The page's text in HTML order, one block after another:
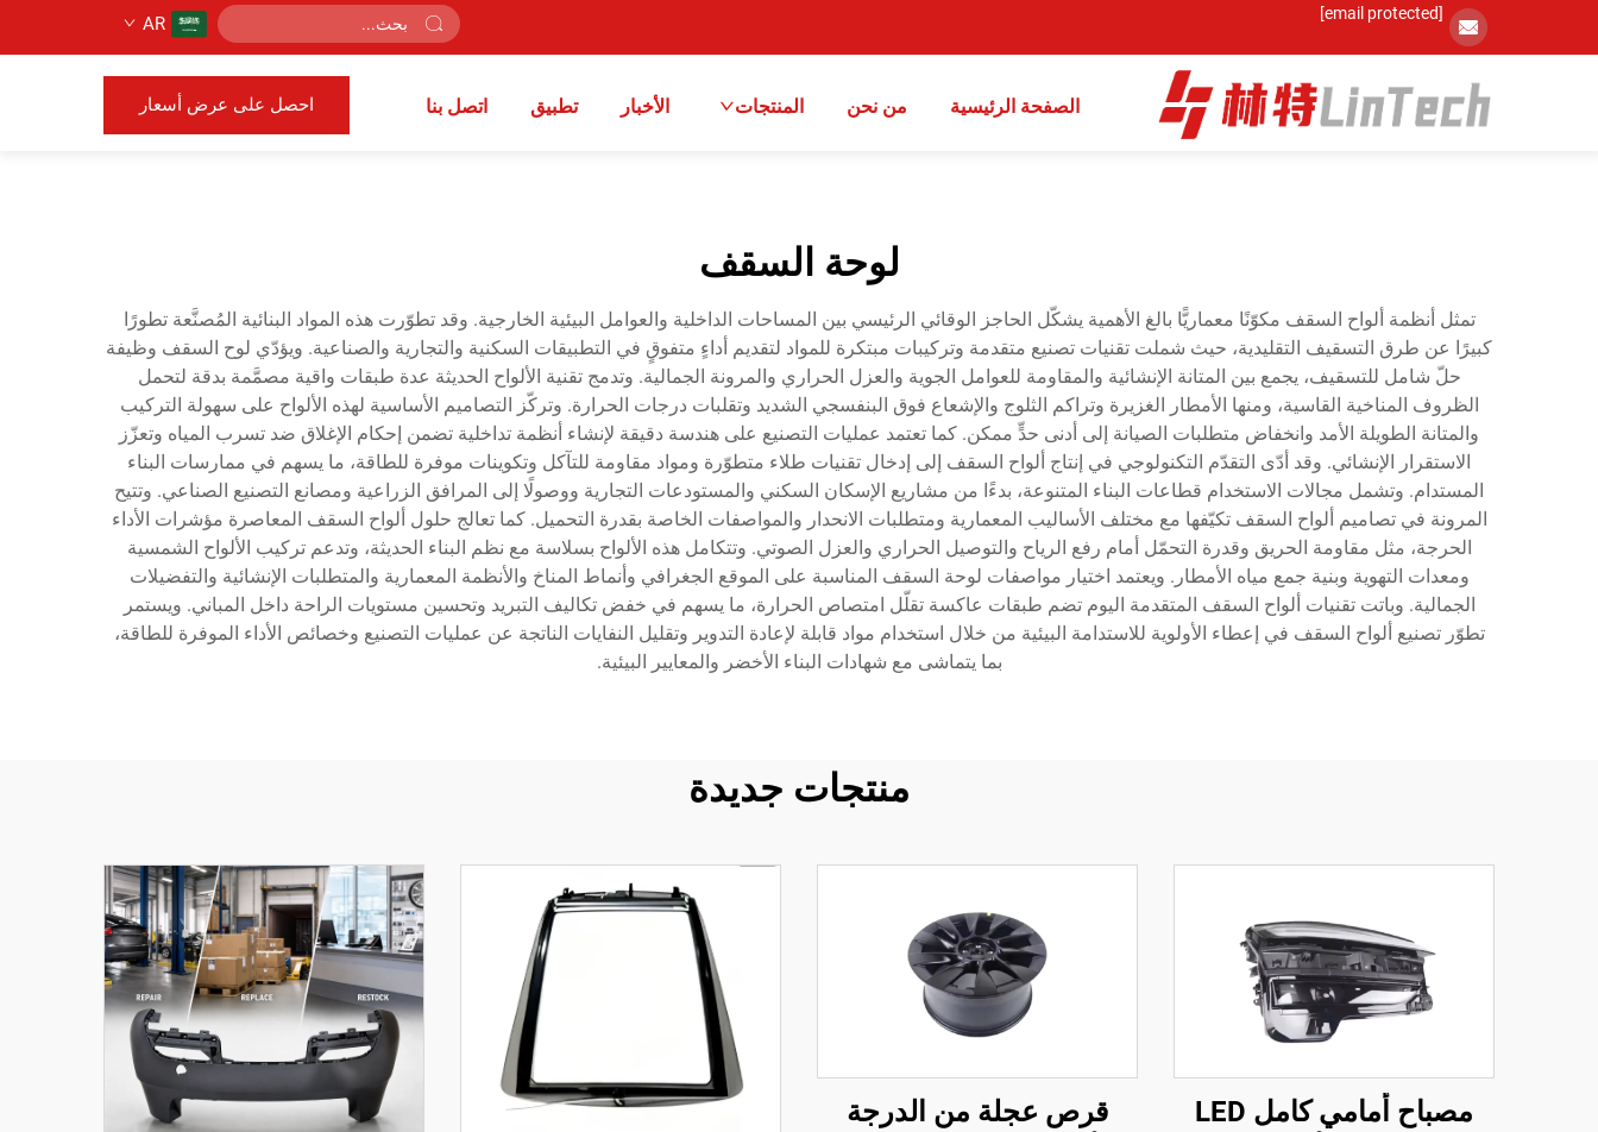
[email protected]
AR
الصفحة الرئيسية من نحن المنتجات الأخبار تطبيق اتصل بنا احصل على عرض أسعار
لوحة السقف
تمثل أنظمة ألواح السقف مكوّنًا معماريًّا بالغ الأهمية يشكّل الحاجز الوقائي الرئيسي بين المساحات الداخلية والعوامل البيئية الخارجية. وقد تطوّرت هذه المواد البنائية المُصنَّعة تطورًا
كبيرًا عن طرق التسقيف التقليدية، حيث شملت تقنيات تصنيع متقدمة وتركيبات مبتكرة للمواد لتقديم أداءٍ متفوقٍ في التطبيقات السكنية والتجارية والصناعية. ويؤدّي لوح السقف وظيفة
حلّ شامل للتسقيف، يجمع بين المتانة الإنشائية والمقاومة للعوامل الجوية والعزل الحراري والمرونة الجمالية. وتدمج تقنية الألواح الحديثة عدة طبقات واقية مصمَّمة بدقة لتحمل
الظروف المناخية القاسية، ومنها الأمطار الغزيرة وتراكم الثلوج والإشعاع فوق البنفسجي الشديد وتقلبات درجات الحرارة. وتركّز التصاميم الأساسية لهذه الألواح على سهولة التركيب
والمتانة الطويلة الأمد وانخفاض متطلبات الصيانة إلى أدنى حدٍّ ممكن. كما تعتمد عمليات التصنيع على هندسة دقيقة لإنشاء أنظمة تداخلية تضمن إحكام الإغلاق ضد تسرب المياه وتعزّز
الاستقرار الإنشائي. وقد أدّى التقدّم التكنولوجي في إنتاج ألواح السقف إلى إدخال تقنيات طلاء متطوّرة ومواد مقاومة للتآكل وتكوينات موفرة للطاقة، ما يسهم في ممارسات البناء
المستدام. وتشمل مجالات الاستخدام قطاعات البناء المتنوعة، بدءًا من مشاريع الإسكان السكني والمستودعات التجارية ووصولًا إلى المرافق الزراعية ومصانع التصنيع الصناعي. وتتيح
المرونة في تصاميم ألواح السقف تكيّفها مع مختلف الأساليب المعمارية ومتطلبات الانحدار والمواصفات الخاصة بقدرة التحميل. كما تعالج حلول ألواح السقف المعاصرة مؤشرات الأداء
الحرجة، مثل مقاومة الحريق وقدرة التحمّل أمام رفع الرياح والتوصيل الحراري والعزل الصوتي. وتتكامل هذه الألواح بسلاسة مع نظم البناء الحديثة، وتدعم تركيب الألواح الشمسية
ومعدات التهوية وبنية جمع مياه الأمطار. ويعتمد اختيار مواصفات لوحة السقف المناسبة على الموقع الجغرافي وأنماط المناخ والأنظمة المعمارية والمتطلبات الإنشائية والتفضيلات
الجمالية. وباتت تقنيات ألواح السقف المتقدمة اليوم تضم طبقات عاكسة تقلّل امتصاص الحرارة، ما يسهم في خفض تكاليف التبريد وتحسين مستويات الراحة داخل المباني. ويستمر
تطوّر تصنيع ألواح السقف في إعطاء الأولوية للاستدامة البيئية من خلال استخدام مواد قابلة لإعادة التدوير وتقليل النفايات الناتجة عن عمليات التصنيع وخصائص الأداء الموفرة للطاقة،
بما يتماشى مع شهادات البناء الأخضر والمعايير البيئية.
منتجات جديدة
مصباح أمامي كامل LED
قرص عجلة من الدرجة